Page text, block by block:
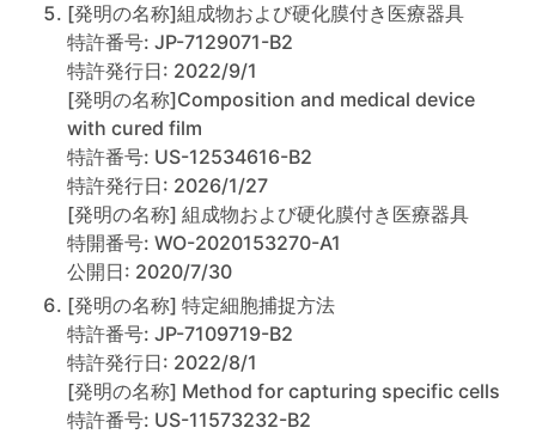
[発明の名称]組成物および硬化膜付き医療器具
特許番号: JP-7129071-B2
特許発行日: 2022/9/1
[発明の名称]Composition and medical device
with cured film
特許番号: US-12534616-B2
特許発行日: 2026/1/27
[発明の名称] 組成物および硬化膜付き医療器具
特開番号: WO-2020153270-A1
公開日: 2020/7/30
[発明の名称] 特定細胞捕捉方法
特許番号: JP-7109719-B2
特許発行日: 2022/8/1
[発明の名称] Method for capturing specific cells
特許番号: US-11573232-B2